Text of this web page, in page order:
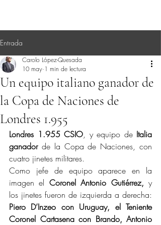
Entrada
Un equipo italiano ganador de
la Copa de Naciones de
Londres 1.955
Carolo López-Quesada
10 may 1 min de lectura
Londres 1.955 CSIO, y equipo de Italia
ganador de la Copa de Naciones, con
cuatro jinetes militares.
Como jefe de equipo aparece en la
imagen el Coronel Antonio Gutiérrez, y
Piero D’Inzeo con Uruguay, el Teniente
Coronel Cartasena con Brando, Antonio